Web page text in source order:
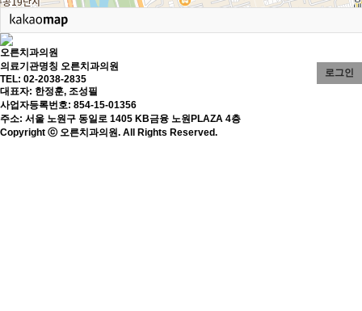
로그인
오른치과의원
의료기관명칭 오른치과의원
TEL: 02-2038-2835
대표자: 한정훈, 조성필
사업자등록번호: 854-15-01356
주소: 서울 노원구 동일로 1405 KB금융 노원PLAZA 4층
Copyright ⓒ 오른치과의원. All Rights Reserved.